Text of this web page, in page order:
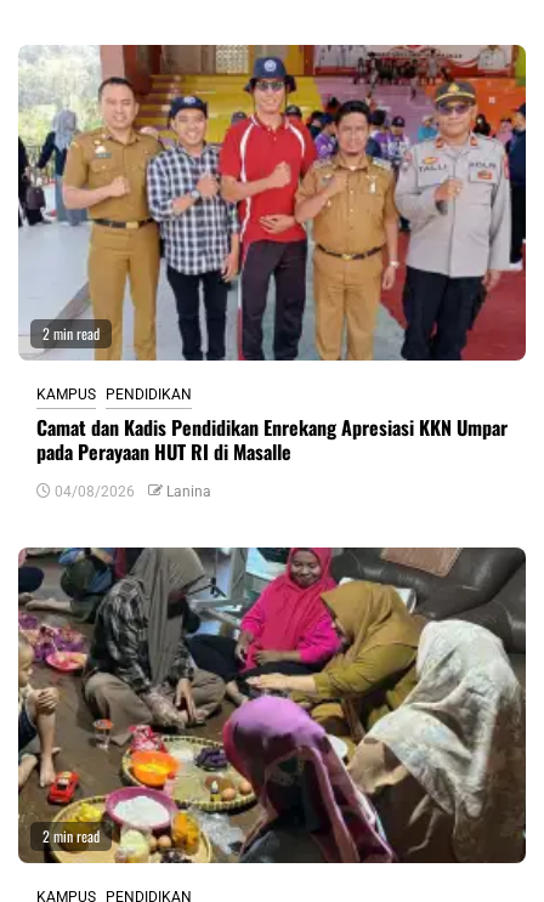
2 min read
KAMPUS PENDIDIKAN
Camat dan Kadis Pendidikan Enrekang Apresiasi KKN Umpar
pada Perayaan HUT RI di Masalle
04/08/2026 Lanina
2 min read
KAMPUS PENDIDIKAN